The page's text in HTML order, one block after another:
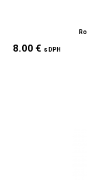
8.00 € s DPH